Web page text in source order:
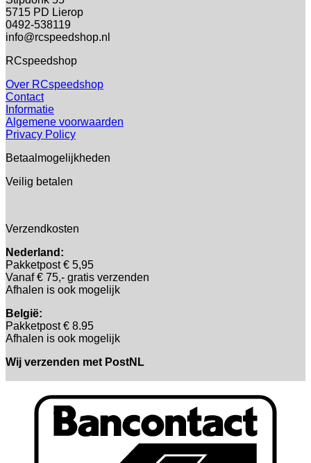
5715 PD Lierop
0492-538119
info@rcspeedshop.nl
RCspeedshop
Over RCspeedshop
Contact
Informatie
Algemene voorwaarden
Privacy Policy
Betaalmogelijkheden
Veilig betalen
Verzendkosten
Nederland:
Pakketpost € 5,95
Vanaf € 75,- gratis verzenden
Afhalen is ook mogelijk
België:
Pakketpost € 8.95
Afhalen is ook mogelijk
Wij verzenden met PostNL